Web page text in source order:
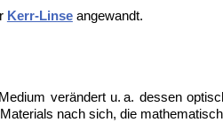
Kerr-Linseangewandt.
verändert u. a. dessen
nach sich, die